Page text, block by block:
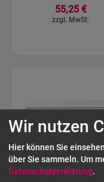
55,25 €
Wir nutzen
Hier können Sie
über Sie sammeln. Um
Datenschutzerklärung.